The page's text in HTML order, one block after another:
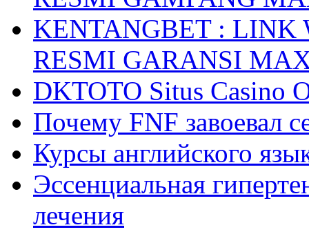
KENTANGBET : LINK
RESMI GARANSI
DKTOTO Situs Casino
Почему FNF завоевал
Курсы английского
Эссенциальная
лечения